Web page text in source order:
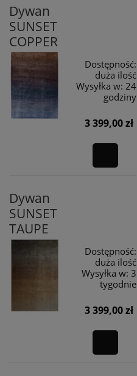
Dywan
SUNSET
COPPER
Dostępność:
duża ilość
Wysyłka w: 24
godziny
3 399,00 zł
Dywan
SUNSET
TAUPE
Dostępność:
duża ilość
Wysyłka w: 3
tygodnie
3 399,00 zł